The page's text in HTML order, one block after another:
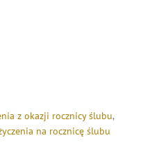
z okazji rocznicy ślubu,
na rocznicę ślubu